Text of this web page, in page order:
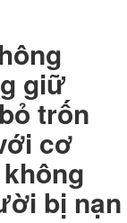
giữ
trốn
cơ
bị nạn